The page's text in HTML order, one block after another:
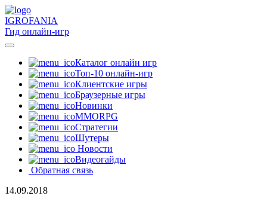
IGROFANIA
Гид онлайн-игр
Каталог онлайн игр
Топ-10 онлайн-игр
Клиентские игры
Браузерные игры
Новинки
MMORPG
Стратегии
Шутеры
Новости
Видеогайды
Обратная связь
14.09.2018